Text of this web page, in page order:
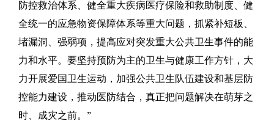
防控救治体系、健全重大疾病医疗保险和救助制度、健
全统一的应急物资保障体系等重大问题，抓紧补短板、
堵漏洞、强弱项，提高应对突发重大公共卫生事件的能
力和水平。要坚持预防为主的卫生与健康工作方针，大
力开展爱国卫生运动，加强公共卫生队伍建设和基层防
控能力建设，推动医防结合，真正把问题解决在萌芽之
时、成灾之前。”